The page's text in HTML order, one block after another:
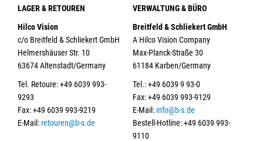
LAGER & RETOUREN
Hilco Vision
c/o Breitfeld & Schliekert GmbH
Helmershäuser Str. 10
63674 Altenstadt/Germany
Tel. Retoure: +49 6039 993-
9293
Fax: +49 6039 993-9219
E-Mail:retouren@b-s.de
VERWALTUNG & BÜRO
Breitfeld & Schliekert GmbH
A Hilco Vision Company
Max-Planck-Straße 30
61184 Karben/Germany
Tel.: +49 6039 9 93-0
Fax: +49 6039 993-9129
E-Mail: info@b-s.de
Bestell-Hotline: +49 6039 993-
9110